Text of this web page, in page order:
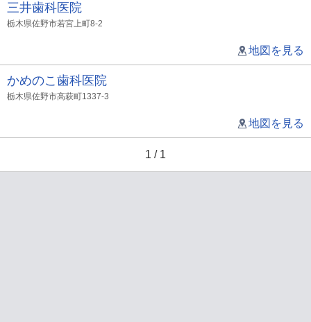
三井歯科医院
栃木県佐野市若宮上町8-2
地図を見る
かめのこ歯科医院
栃木県佐野市高萩町1337-3
地図を見る
1 / 1